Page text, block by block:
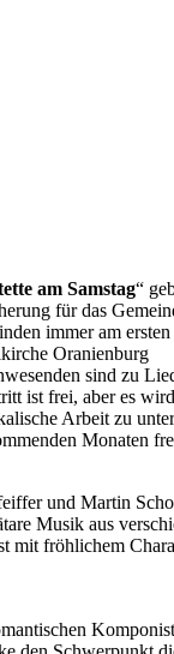
am Samstag“
für das
immer am ersten
Oranienburg
sind zu
ist frei, aber es wird
Arbeit zu
Monaten
und Martin
Musik aus
mit fröhlichem